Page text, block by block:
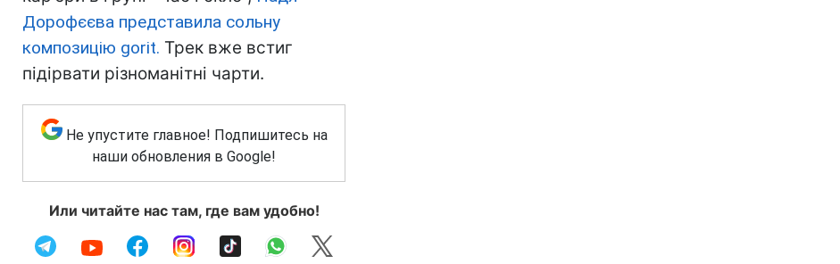
Дорофєєва представила сольну
композицію gorit. Трек вже встиг
підірвати різноманітні чарти.
Не упустите главное! Подпишитесь на
наши обновления в Google!
Или читайте нас там, где вам удобно!